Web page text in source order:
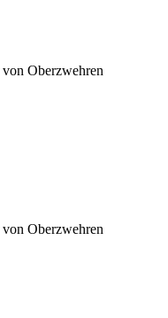
von Oberzwehren
von Oberzwehren